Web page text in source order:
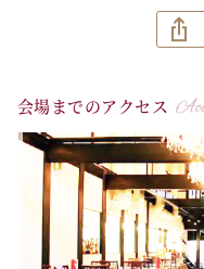
会場までのアクセス